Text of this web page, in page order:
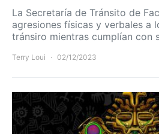
La Secretaría de Tránsito de
agresiones físicas y verbales a
tránsiro mientras cumplían con
Terry Loui 02/12/2023